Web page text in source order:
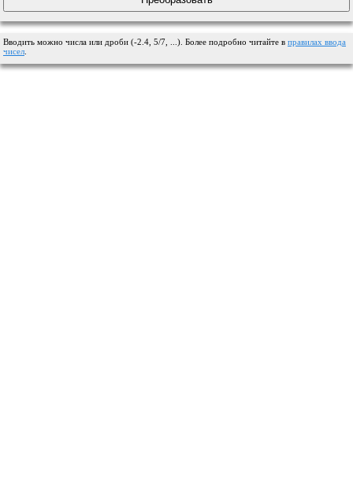
Вводить можно числа или дроби (-2.4, 5/7, ...). Более подробно читайте в правилах ввода
чисел